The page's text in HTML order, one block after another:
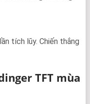
tích lũy. Chiến thắng
TFT mùa